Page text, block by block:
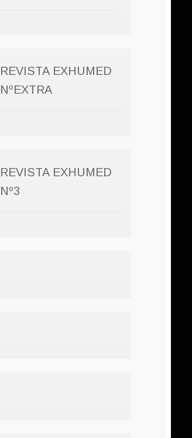
REVISTA EXHUMED
NºEXTRA
REVISTA EXHUMED
Nº3